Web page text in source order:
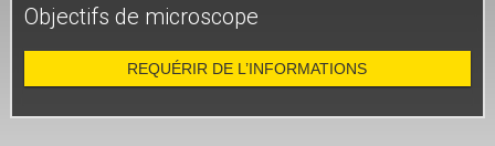
Objectifs de microscope
REQUÉRIR DE L’INFORMATIONS